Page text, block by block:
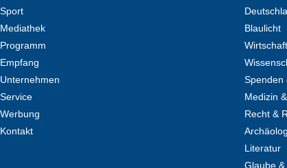
Sport
Mediathek
Programm
Empfang
Unternehmen
Service
Werbung
Kontakt
Blaulicht
Wirtschaft
Spenden
Medizin
Recht &
Literatur
Glaube